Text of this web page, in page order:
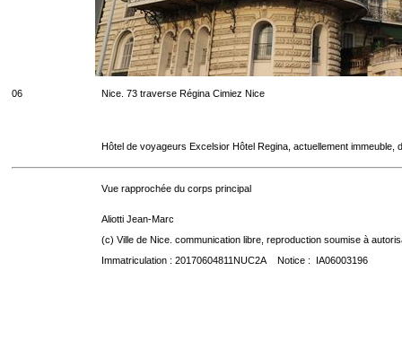
06 Nice. 73 traverse Régina Cimiez Nice
Hôtel de voyageurs Excelsior Hôtel Regina, actuellement immeuble,
Vue rapprochée du corps principal
Aliotti Jean-Marc
(c) Ville de Nice. communication libre, reproduction soumise à
Immatriculation : 20170604811NUC2A Notice : IA06003196